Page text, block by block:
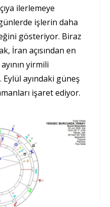
ilerlemeye
işlerin daha
gösteriyor. Biraz
İran açısından en
yirmili
ayındaki güneş
işaret ediyor.